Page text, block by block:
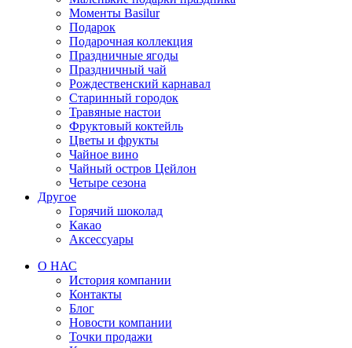
Моменты Basilur
Подарок
Подарочная коллекция
Праздничные ягоды
Праздничный чай
Рождественский карнавал
Старинный городок
Травяные настои
Фруктовый коктейль
Цветы и фрукты
Чайное вино
Чайный остров Цейлон
Четыре сезона
Другое
Горячий шоколад
Какао
Аксессуары
О НАС
История компании
Контакты
Блог
Новости компании
Точки продажи